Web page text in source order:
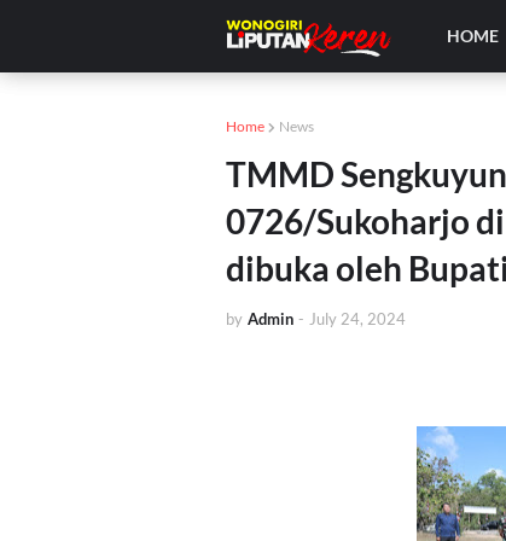
HOME
Home News
TMMD
0726/Sukoharjo
dibuka oleh
by Admin - July 24, 2024